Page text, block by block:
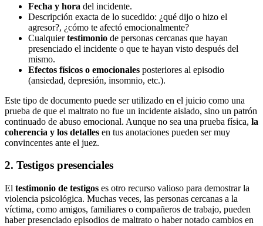
Fecha y hora del incidente.
Descripción exacta de lo sucedido: ¿qué dijo o hizo el
agresor?, ¿cómo te afectó emocionalmente?
Cualquiertestimonio de personas cercanas que hayan
presenciado el incidente o que te hayan visto después del
mismo.
Efectos físicos o emocionales posteriores al episodio
(ansiedad, depresión, insomnio, etc.).
Este tipo de documento puede ser utilizado en el juicio como una
prueba de que el maltrato no fue un incidente aislado, sino un patrón
continuado de abuso emocional. Aunque no sea una prueba física, la
coherencia y los detalles en tus anotaciones pueden ser muy
convincentes ante el juez.
2. Testigos presenciales
El testimonio de testigos es otro recurso valioso para demostrar la
violencia psicológica. Muchas veces, las personas cercanas a la
víctima, como amigos, familiares o compañeros de trabajo, pueden
haber presenciado episodios de maltrato o haber notado cambios en